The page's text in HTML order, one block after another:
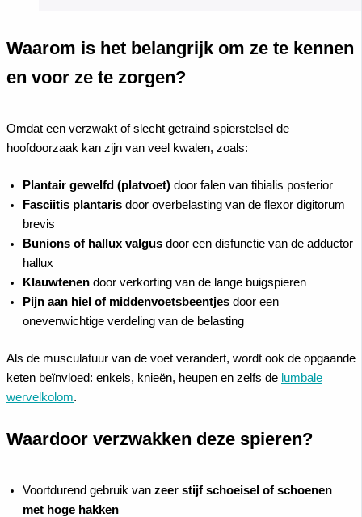
Waarom is het belangrijk om ze te kennen
en voor ze te zorgen?
Omdat een verzwakt of slecht getraind spierstelsel de
hoofdoorzaak kan zijn van veel kwalen, zoals:
Plantair gewelfd (platvoet) door falen van tibialis posterior
Fasciitis plantaris door overbelasting van de flexor digitorum
brevis
Bunions of hallux valgus door een disfunctie van de adductor
hallux
Klauwtenen door verkorting van de lange buigspieren
Pijn aan hiel of middenvoetsbeentjes door een
onevenwichtige verdeling van de belasting
Als de musculatuur van de voet verandert, wordt ook de opgaande
keten beïnvloed: enkels, knieën, heupen en zelfs de lumbale
wervelkolom.
Waardoor verzwakken deze spieren?
Voortdurend gebruik van zeer stijf schoeisel of schoenen
met hoge hakken